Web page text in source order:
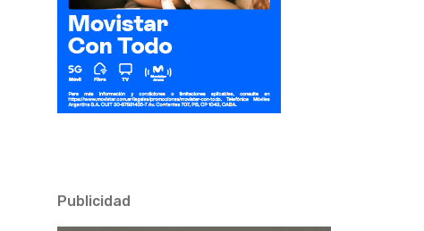
Publicidad